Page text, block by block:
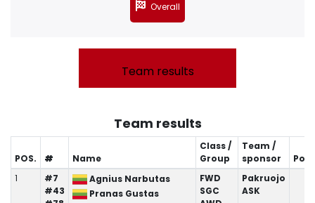
Overall
Team results
Team results
POS. # Name
Class /
Group
Team /
sponsor
1
#7
#43
Agnius Narbutas
Pranas Gustas
FWD
SGC
Pakruojo
ASK